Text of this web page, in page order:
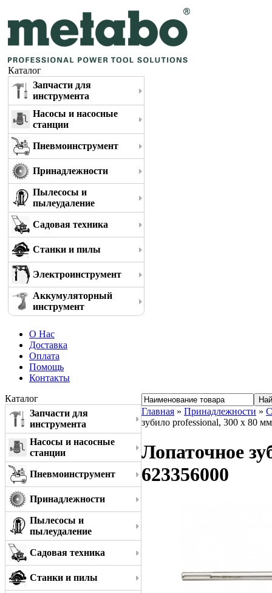
Каталог
Запчасти для
инструмента
Насосы и насосные
станции
Пневмоинструмент
Принадлежности
Пылесосы и
пылеудаление
Садовая техника
Станки и пилы
Электроинструмент
Аккумуляторный
инструмент
О Нас
Доставка
Оплата
Помощь
Контакты
Каталог
Запчасти для
инструмента
Насосы и насосные
станции
Пневмоинструмент
Принадлежности
Пылесосы и
пылеудаление
Садовая техника
Станки и пилы
Главная » Принадлежности »
зубило professional, 300 x 80
Лопаточное
623356000